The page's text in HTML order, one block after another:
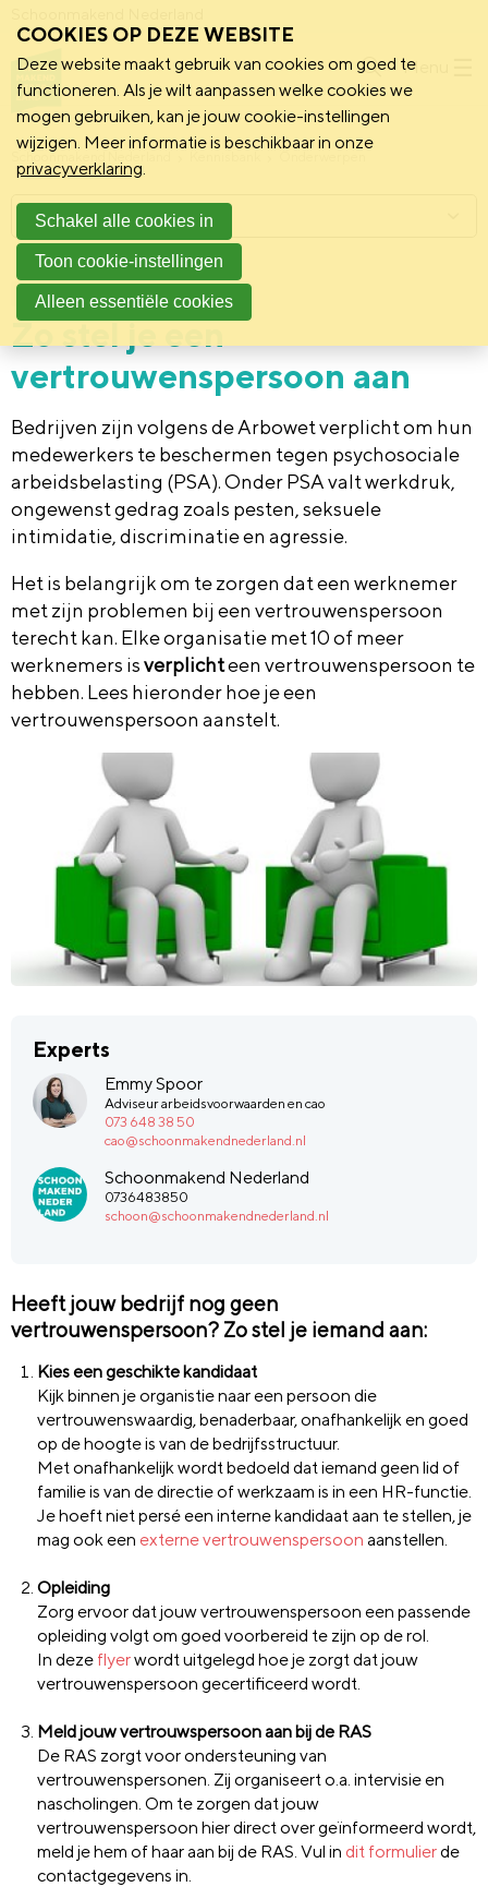
Menu
Schoonmakend Nederland
Praktijk 14 augustus 2024
Zo stel je een
vertrouwenspersoon aan
Bedrijven zijn volgens de Arbowet verplicht om hun
medewerkers te beschermen tegen psychosociale
arbeidsbelasting (PSA). Onder PSA valt werkdruk,
ongewenst gedrag zoals pesten, seksuele
intimidatie, discriminatie en agressie.
Het is belangrijk om te zorgen dat een werknemer
met zijn problemen bij een vertrouwenspersoon
terecht kan. Elke organisatie met 10 of meer
werknemers isverplichteen vertrouwenspersoon te
hebben. Lees hieronder hoe je een
vertrouwenspersoon aanstelt.
Experts
Emmy Spoor
Adviseur arbeidsvoorwaarden en cao
073 648 38 50
cao@schoonmakendnederland.nl
Schoonmakend Nederland
0736483850
schoon@schoonmakendnederland.nl
Heeft jouw bedrijf nog geen
vertrouwenspersoon? Zo stel je iemand aan:
Kies een geschikte kandidaat
Kijk binnen je organistie naar een persoon die
vertrouwenswaardig, benaderbaar, onafhankelijk en goed
op de hoogte is van de bedrijfsstructuur.
Met onafhankelijk wordt bedoeld dat iemand geen lid of
familie is van de directie of werkzaam is in een HR-functie.
Je hoeft niet persé een interne kandidaat aan te stellen, je
mag ook een externe vertrouwenspersoon aanstellen.
Opleiding
Zorg ervoor dat jouw vertrouwenspersoon een passende
opleiding volgt om goed voorbereid te zijn op de rol.
In deze flyerwordt uitgelegd hoe je zorgt dat jouw
vertrouwenspersoon gecertificeerd wordt.
Meld jouw vertrouwspersoon aan bij de RAS
De RAS zorgt voor ondersteuning van
vertrouwenspersonen. Zij organiseert o.a. intervisie en
nascholingen. Om te zorgen dat jouw
vertrouwenspersoon hier direct over geïnformeerd wordt,
meld je hem of haar aan bij de RAS. Vul in dit formulierde
contactgegevens in.
Menu
COOKIES OP DEZE WEBSITE
Deze website maakt gebruik van cookies om goed te
functioneren. Als je wilt aanpassen welke cookies we
mogen gebruiken, kan je jouw cookie-instellingen
wijzigen. Meer informatie is beschikbaar in onze
privacyverklaring.
Schakel alle cookies in
Toon cookie-instellingen
Alleen essentiële cookies